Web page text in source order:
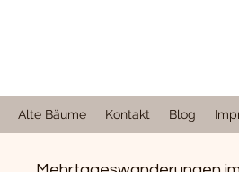
Alte Bäume Kontakt Blog